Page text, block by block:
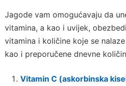
Jagode vam omogućavaju da
vitamina, a kao i uvijek,
vitamina i količine koje se
kao i preporučene dnevne
Vitamin C (askorbinska